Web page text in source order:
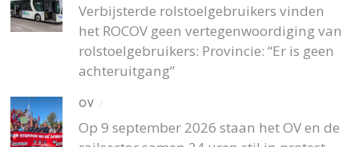
Verbijsterde rolstoelgebruikers vinden
het ROCOV geen vertegenwoordiging van
rolstoelgebruikers: Provincie: “Er is geen
achteruitgang”
OV /
Op 9 september 2026 staan het OV en de